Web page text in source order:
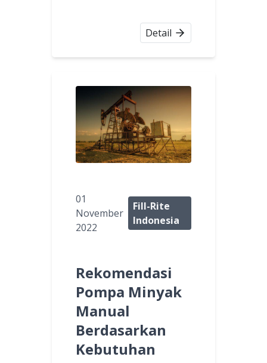
Detail
01
November
2022
Fill-Rite
Indonesia
Rekomendasi
Pompa Minyak
Manual
Berdasarkan
Kebutuhan